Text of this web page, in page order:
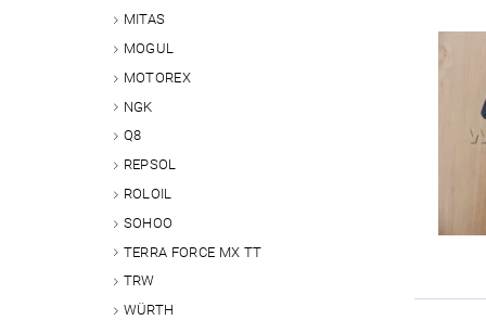
MITAS
MOGUL
MOTOREX
NGK
Q8
REPSOL
ROLOIL
SOHOO
TERRA FORCE MX TT
TRW
WÜRTH